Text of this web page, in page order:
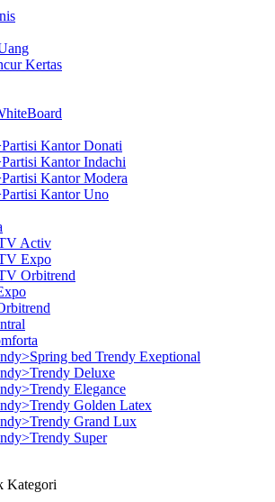
Kertas
Kantor Donati
Kantor Indachi
Kantor Modera
Kantor Uno
Activ
Expo
Orbitrend
bed Trendy Exeptional
Deluxe
Elegance
Golden Latex
Grand Lux
Super
Kategori